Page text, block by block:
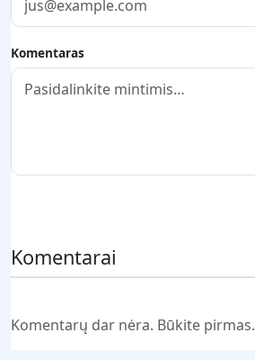
Komentaras
Komentarai
Komentarų dar nėra. Būkite pirmas.